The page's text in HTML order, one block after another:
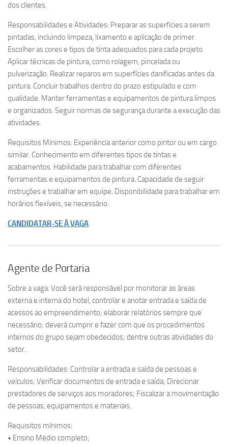
dos clientes.
Responsabilidades e Atividades: Preparar as superfícies a serem
pintadas, incluindo limpeza, lixamento e aplicação de primer.
Escolher as cores e tipos de tinta adequados para cada projeto.
Aplicar técnicas de pintura, como rolagem, pincelada ou
pulverização. Realizar reparos em superfícies danificadas antes da
pintura. Concluir trabalhos dentro do prazo estipulado e com
qualidade. Manter ferramentas e equipamentos de pintura limpos
e organizados. Seguir normas de segurança durante a execução das
atividades.
Requisitos Mínimos: Experiência anterior como pintor ou em cargo
similar. Conhecimento em diferentes tipos de tintas e
acabamentos. Habilidade para trabalhar com diferentes
ferramentas e equipamentos de pintura. Capacidade de seguir
instruções e trabalhar em equipe. Disponibilidade para trabalhar em
horários flexíveis, se necessário.
CANDIDATAR-SE À VAGA
Agente de Portaria
Sobre a vaga: Você será responsável por monitorar as áreas
externa e interna do hotel, controlar e anotar entrada e saída de
acessos ao empreendimento; elaborar relatórios sempre que
necessário; deverá cumprir e fazer com que os procedimentos
internos do grupo sejam obedecidos; dentre outras atividades do
setor.
Responsabilidades: Controlar a entrada e saída de pessoas e
veículos; Verificar documentos de entrada e saída; Direcionar
prestadores de serviços aos moradores; Fiscalizar a movimentação
de pessoas, equipamentos e materiais.
Requisitos mínimos:
• Ensino Médio completo;